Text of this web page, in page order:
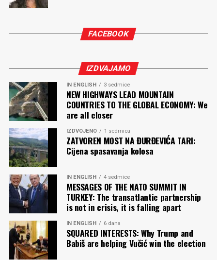
FACEBOOK
IZDVAJAMO
IN ENGLISH 3 sedmice
NEW HIGHWAYS LEAD MOUNTAIN
COUNTRIES TO THE GLOBAL ECONOMY: We
are all closer
IZDVOJENO 1 sedmica
ZATVOREN MOST NA ĐURĐEVIĆA TARI:
Cijena spasavanja kolosa
IN ENGLISH 4 sedmice
MESSAGES OF THE NATO SUMMIT IN
TURKEY: The transatlantic partnership
is not in crisis, it is falling apart
IN ENGLISH 6 dana
SQUARED INTERESTS: Why Trump and
Babiš are helping Vučić win the election